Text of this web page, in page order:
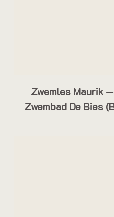
Zwemles Maurik
Zwembad De Bies